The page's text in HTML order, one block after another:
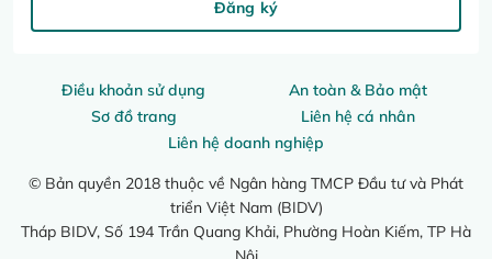
Điều khoản sử dụng
An toàn & Bảo mật
Sơ đồ trang
Liên hệ cá nhân
Liên hệ doanh nghiệp
© Bản quyền 2018 thuộc về Ngân hàng TMCP Đầu tư và Phát
triển Việt Nam (BIDV)
Tháp BIDV, Số 194 Trần Quang Khải, Phường Hoàn Kiếm, TP Hà
Nội
Đăng ký